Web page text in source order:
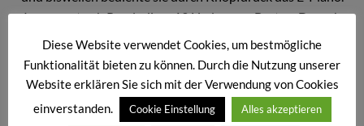
Insgesamt gab Praeludium 13 Lieder zum Besten. Danach
weitere Lieder. Es gab spanische, russische, deutsche und
ukrainische Lieder.
Der Chor bedankt sich bei der Kirche und bei den
Zuhörern. Es sei
Diese Website verwendet Cookies, um bestmögliche
Funktionalität bieten zu können. Durch die Nutzung unserer
Website erklären Sie sich mit der Verwendung von Cookies
einverstanden.
Cookie Einstellung Alles akzeptieren